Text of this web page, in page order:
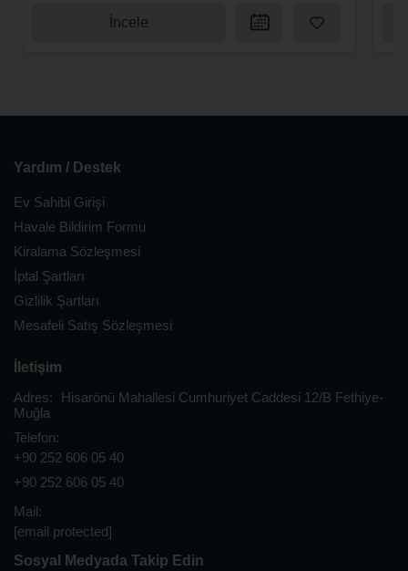
İncele
Yardım / Destek
Ev Sahibi Girişi
Havale Bildirim Formu
Kiralama Sözleşmesi
İptal Şartları
Gizlilik Şartları
Mesafeli Satış Sözleşmesi
İletişim
Adres:
Hisarönü Mahallesi Cumhuriyet Caddesi 12/B Fethiye-
Muğla
Telefon:
+90 252 606 05 40
+90 252 606 05 40
Mail:
[email protected]
Sosyal Medyada Takip Edin